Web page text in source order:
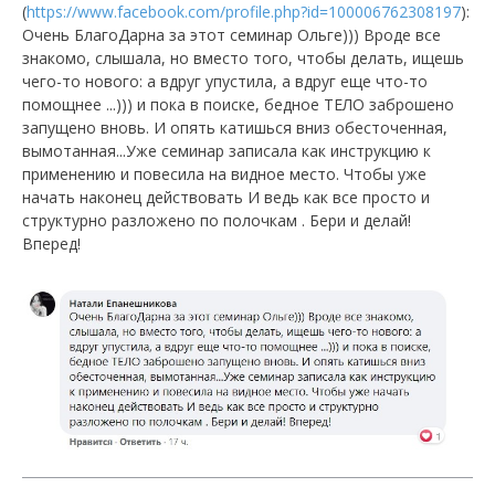
(https://www.facebook.com/profile.php?id=100006762308197):
Очень БлагоДарна за этот семинар Ольге))) Вроде все
знакомо, слышала, но вместо того, чтобы делать, ищешь
чего-то нового: а вдруг упустила, а вдруг еще что-то
помощнее ...))) и пока в поиске, бедное ТЕЛО заброшено
запущено вновь. И опять катишься вниз обесточенная,
вымотанная...Уже семинар записала как инструкцию к
применению и повесила на видное место. Чтобы уже
начать наконец действовать И ведь как все просто и
структурно разложено по полочкам . Бери и делай!
Вперед!